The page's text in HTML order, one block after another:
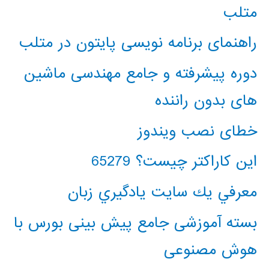
متلب
راهنمای برنامه نویسی پایتون در متلب
دوره پیشرفته و جامع مهندسی ماشین
های بدون راننده
خطای نصب ویندوز
این کاراکتر چیست؟ 65279
معرفي يك سايت يادگيري زبان
بسته آموزشی جامع پیش بینی بورس با
هوش مصنوعی